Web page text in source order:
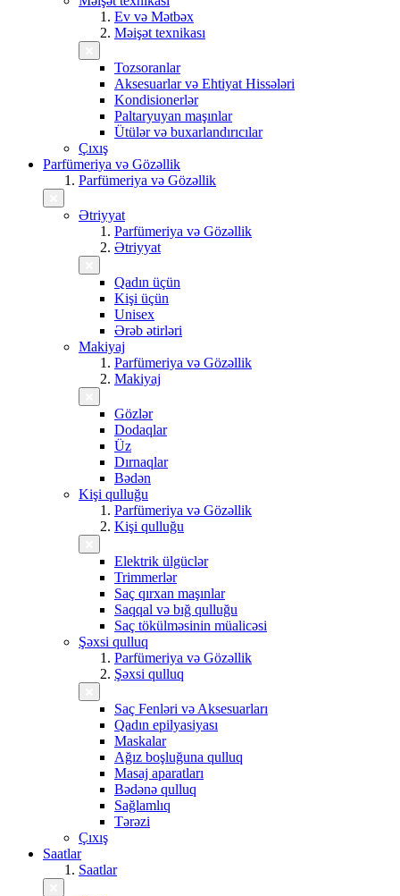
Ev və Mətbəx
Məişət texnikası
Tozsoranlar
Aksesuarlar və Ehtiyat Hissələri
Kondisionerlər
Paltaryuyan maşınlar
Ütülər və buxarlandırıcılar
Çıxış
Parfümeriya və Gözəllik
Parfümeriya və Gözəllik
Ətriyyat
Parfümeriya və Gözəllik
Ətriyyat
Qadın üçün
Kişi üçün
Unisex
Ərəb ətirləri
Makiyaj
Parfümeriya və Gözəllik
Makiyaj
Gözlər
Dodaqlar
Üz
Dırnaqlar
Bədən
Kişi qulluğu
Parfümeriya və Gözəllik
Kişi qulluğu
Elektrik ülgüclər
Trimmerlər
Saç qırxan maşınlar
Saqqal və bığ qulluğu
Saç tökülməsinin müalicəsi
Şəxsi qulluq
Parfümeriya və Gözəllik
Şəxsi qulluq
Saç Fenləri və Aksesuarları
Qadın epilyasiyası
Maskalar
Ağız boşluğuna qulluq
Masaj aparatları
Bədənə qulluq
Sağlamlıq
Tərəzi
Çıxış
Saatlar
Saatlar